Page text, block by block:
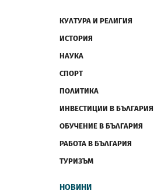
КУЛТУРА И РЕЛИГИЯ
ИСТОРИЯ
НАУКА
СПОРТ
ПОЛИТИКА
ИНВЕСТИЦИИ В БЪЛГАРИЯ
ОБУЧЕНИЕ В БЪЛГАРИЯ
РАБОТА В БЪЛГАРИЯ
ТУРИЗЪМ
НОВИНИ